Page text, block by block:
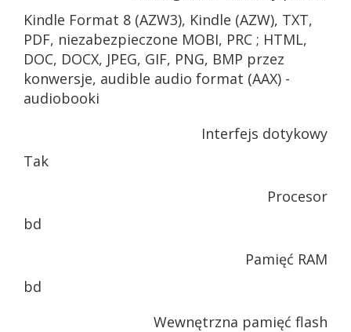
Kindle Format 8 (AZW3), Kindle (AZW), TXT,
PDF, niezabezpieczone MOBI, PRC ; HTML,
DOC, DOCX, JPEG, GIF, PNG, BMP przez
konwersje, audible audio format (AAX) -
audiobooki
Interfejs dotykowy
Tak
Procesor
bd
Pamięć RAM
bd
Wewnętrzna pamięć flash